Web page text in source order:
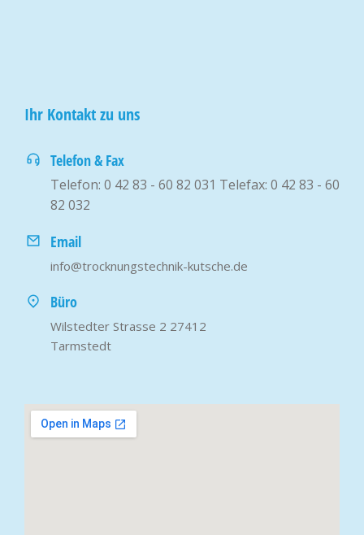
Ihr Kontakt zu uns
Telefon & Fax
Telefon: 0 42 83 - 60 82 031 Telefax: 0 42 83 - 60
82 032
Email
info@trocknungstechnik-kutsche.de
Büro
Wilstedter Strasse 2 27412
Tarmstedt